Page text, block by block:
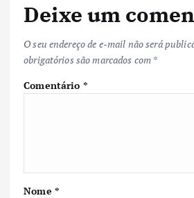
Deixe um
O seu endereço de e-mail não será
obrigatórios são marcados com *
Comentário *
Nome *